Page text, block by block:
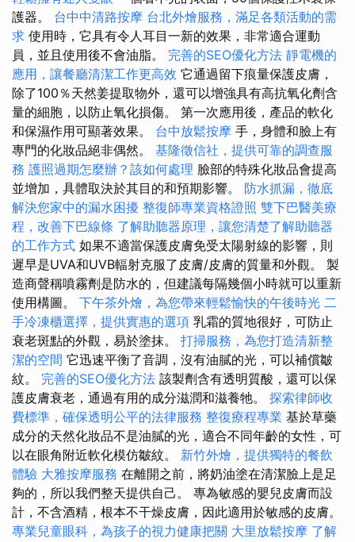
護器。 台中中清路按摩 台北外燴服務，滿足各類活動的需
求 使用時，它具有令人耳目一新的效果，非常適合運動
員，並且使用後不會油脂。 完善的SEO優化方法 靜電機的
應用，讓餐廳清潔工作更高效 它通過留下痕量保護皮膚，
除了100％天然姜提取物外，還可以增強具有高抗氧化劑含
量的細胞，以防止氧化損傷。 第一次應用後，產品的軟化
和保濕作用可顯著效果。 台中放鬆按摩 手，身體和臉上有
專門的化妝品絕非偶然。 基隆徵信社，提供可靠的調查服
務 護照過期怎麼辦？該如何處理 臉部的特殊化妝品會提高
並增加，具體取決於其目的和預期影響。 防水抓漏，徹底
解決您家中的漏水困擾 整復師專業資格證照 雙下巴醫美療
程，改善下巴線條 了解助聽器原理，讓您清楚了解助聽器
的工作方式 如果不適當保護皮膚免受太陽射線的影響，則
遲早是UVA和UVB輻射克服了皮膚/皮膚的質量和外觀。 製
造商聲稱噴霧劑是防水的，但建議每隔幾個小時就可以重新
使用構圖。 下午茶外燴，為您帶來輕鬆愉快的午後時光 二
手冷凍櫃選擇，提供實惠的選項 乳霜的質地很好，可防止
衰老斑點的外觀，易於塗抹。 打掃服務，為您打造清新整
潔的空間 它迅速平衡了音調，沒有油膩的光，可以補償皺
紋。 完善的SEO優化方法 該製劑含有透明質酸，還可以保
護皮膚衰老，通過有用的成分滋潤和滋養牠。 探索律師收
費標準，確保透明公平的法律服務 整復療程專業 基於草藥
成分的天然化妝品不是油膩的光，適合不同年齡的女性，可
以在眼角附近軟化模仿皺紋。 新竹外燴，提供獨特的餐飲
體驗 大雅按摩服務 在離開之前，將奶油塗在清潔臉上是足
夠的，所以我們整天提供自己。 專為敏感的嬰兒皮膚而設
計，不含酒精，根本不干燥皮膚，因此適用於敏感的皮膚。
專業兒童眼科，為孩子的視力健康把關 大里放鬆按摩 了解